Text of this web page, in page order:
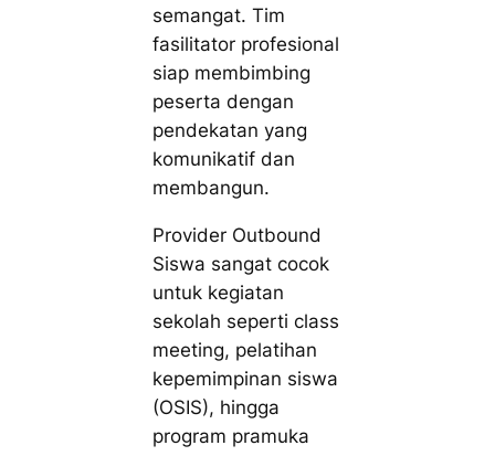
semangat. Tim
fasilitator profesional
siap membimbing
peserta dengan
pendekatan yang
komunikatif dan
membangun.
Provider Outbound
Siswa sangat cocok
untuk kegiatan
sekolah seperti class
meeting, pelatihan
kepemimpinan siswa
(OSIS), hingga
program pramuka